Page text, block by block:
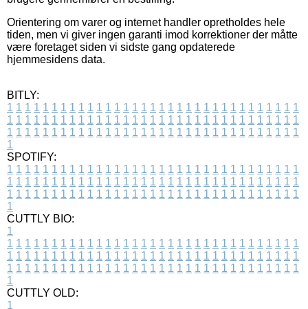
Orientering om varer og internet handler opretholdes hele
tiden, men vi giver ingen garanti imod korrektioner der måtte
være foretaget siden vi sidste gang opdaterede
hjemmesidens data.
BITLY:
1 1 1 1 1 1 1 1 1 1 1 1 1 1 1 1 1 1 1 1 1 1 1 1 1 1 1 1 1 1 1 1 1
1 1 1 1 1 1 1 1 1 1 1 1 1 1 1 1 1 1 1 1 1 1 1 1 1 1 1 1 1 1 1 1 1
1 1 1 1 1 1 1 1 1 1 1 1 1 1 1 1 1 1 1 1 1 1 1 1 1 1 1 1 1 1 1 1 1
1
SPOTIFY:
1 1 1 1 1 1 1 1 1 1 1 1 1 1 1 1 1 1 1 1 1 1 1 1 1 1 1 1 1 1 1 1 1
1 1 1 1 1 1 1 1 1 1 1 1 1 1 1 1 1 1 1 1 1 1 1 1 1 1 1 1 1 1 1 1 1
1 1 1 1 1 1 1 1 1 1 1 1 1 1 1 1 1 1 1 1 1 1 1 1 1 1 1 1 1 1 1 1 1
1
CUTTLY BIO:
1
1 1 1 1 1 1 1 1 1 1 1 1 1 1 1 1 1 1 1 1 1 1 1 1 1 1 1 1 1 1 1 1 1
1 1 1 1 1 1 1 1 1 1 1 1 1 1 1 1 1 1 1 1 1 1 1 1 1 1 1 1 1 1 1 1 1
1 1 1 1 1 1 1 1 1 1 1 1 1 1 1 1 1 1 1 1 1 1 1 1 1 1 1 1 1 1 1 1 1
1
CUTTLY OLD:
1